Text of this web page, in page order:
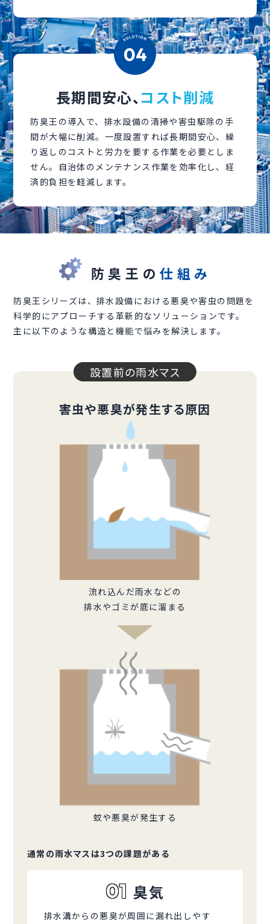
長期間安心、コスト削減
防臭王の導入で、排水設備の清掃や害虫駆除の手
間が大幅に削減。一度設置すれば長期間安心、繰
り返しのコストと労力を要する作業を必要としま
せん。自治体のメンテナンス作業を効率化し、経
済的負担を軽減します。
防臭王の仕組み
防臭王シリーズは、排水設備における悪臭や害虫の問題を
科学的にアプローチする革新的なソリューションです。
主に以下のような構造と機能で悩みを解決します。
設置前の雨水マス
害虫や悪臭が発生する原因
流れ込んだ雨水などの
排水やゴミが底に溜まる
蚊や悪臭が発生する
通常の雨水マスは3つの課題がある
01 臭気
排水溝からの悪臭が周囲に漏れ出しやす